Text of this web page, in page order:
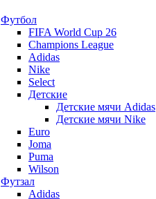
Футбол
FIFA World Cup 26
Champions League
Adidas
Nike
Select
Детские
Детские мячи Adidas
Детские мячи Nike
Euro
Joma
Puma
Wilson
Футзал
Adidas